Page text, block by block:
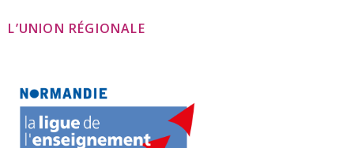
L’UNION RÉGIONALE